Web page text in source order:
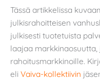
Tässä artikkelissa
julkisrahoitteisen
julkisesti tuotetuista
laajaa
rahoitusmarkkinoille.
eli Vaiva-kollektiivin